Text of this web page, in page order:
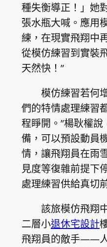
種失衡導正！」她
張水瓶大喊。應用
練，在現實飛翔中
從模仿練習到實裝
天然快！”
模仿練習若何
們的特情處理練習
程睜開。”楊耿權
備，可以預設動員
情，讓飛翔員在雨
見度等復雜前提下
處理練習供給真切
該旅模仿飛翔
二層小退休宅設計
飛翔員的敵手——